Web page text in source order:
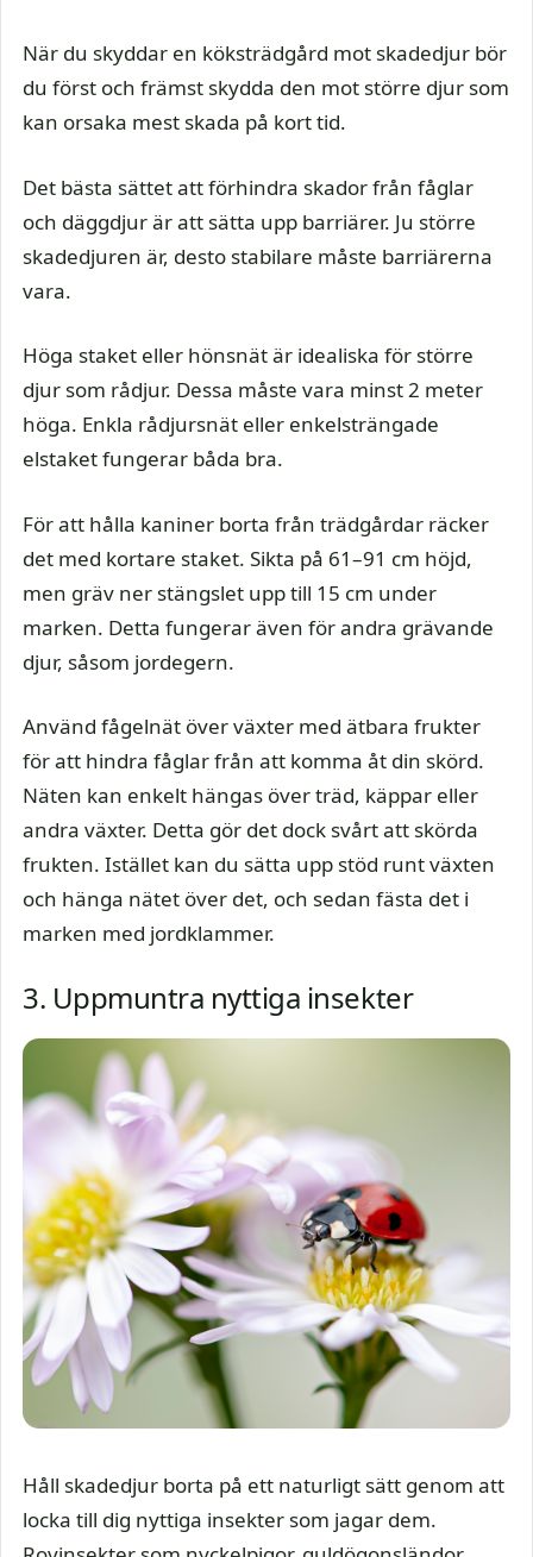
När du skyddar en köksträdgård mot skadedjur bör
du först och främst skydda den mot större djur som
kan orsaka mest skada på kort tid.
Det bästa sättet att förhindra skador från fåglar
och däggdjur är att sätta upp barriärer. Ju större
skadedjuren är, desto stabilare måste barriärerna
vara.
Höga staket eller hönsnät är idealiska för större
djur som rådjur. Dessa måste vara minst 2 meter
höga. Enkla rådjursnät eller enkelsträngade
elstaket fungerar båda bra.
För att hålla kaniner borta från trädgårdar räcker
det med kortare staket. Sikta på 61–91 cm höjd,
men gräv ner stängslet upp till 15 cm under
marken. Detta fungerar även för andra grävande
djur, såsom jordegern.
Använd fågelnät över växter med ätbara frukter
för att hindra fåglar från att komma åt din skörd.
Näten kan enkelt hängas över träd, käppar eller
andra växter. Detta gör det dock svårt att skörda
frukten. Istället kan du sätta upp stöd runt växten
och hänga nätet över det, och sedan fästa det i
marken med jordklammer.
3. Uppmuntra nyttiga insekter
Håll skadedjur borta på ett naturligt sätt genom att
locka till dig nyttiga insekter som jagar dem.